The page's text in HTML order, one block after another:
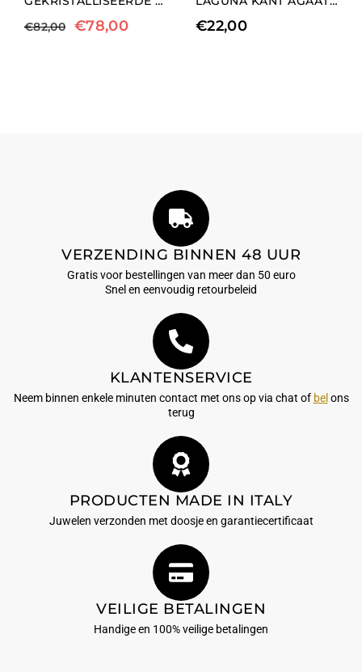
€82,00 €78,00 €22,00
VERZENDING BINNEN 48 UUR
Gratis voor bestellingen van meer dan 50 euro
Snel en eenvoudig retourbeleid
KLANTENSERVICE
Neem binnen enkele minuten contact met ons op via chat of bel ons
terug
PRODUCTEN MADE IN ITALY
Juwelen verzonden met doosje en garantiecertificaat
VEILIGE BETALINGEN
Handige en 100% veilige betalingen